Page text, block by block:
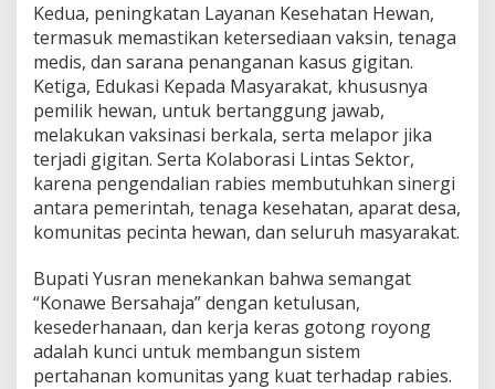
Kedua, peningkatan Layanan Kesehatan Hewan,
termasuk memastikan ketersediaan vaksin, tenaga
medis, dan sarana penanganan kasus gigitan.
Ketiga, Edukasi Kepada Masyarakat, khususnya
pemilik hewan, untuk bertanggung jawab,
melakukan vaksinasi berkala, serta melapor jika
terjadi gigitan. Serta Kolaborasi Lintas Sektor,
karena pengendalian rabies membutuhkan sinergi
antara pemerintah, tenaga kesehatan, aparat desa,
komunitas pecinta hewan, dan seluruh masyarakat.
Bupati Yusran menekankan bahwa semangat
“Konawe Bersahaja” dengan ketulusan,
kesederhanaan, dan kerja keras gotong royong
adalah kunci untuk membangun sistem
pertahanan komunitas yang kuat terhadap rabies.